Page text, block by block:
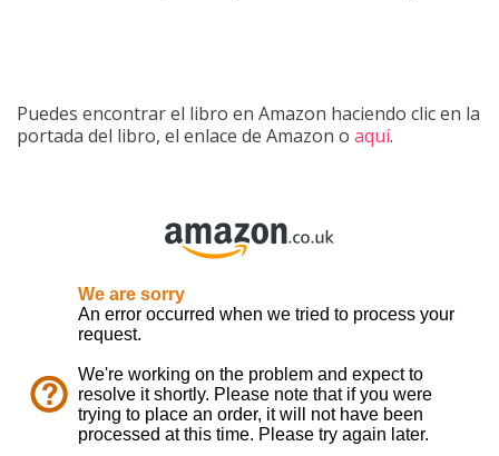
Puedes encontrar el libro en Amazon haciendo clic en la
portada del libro, el enlace de Amazon o aquí.